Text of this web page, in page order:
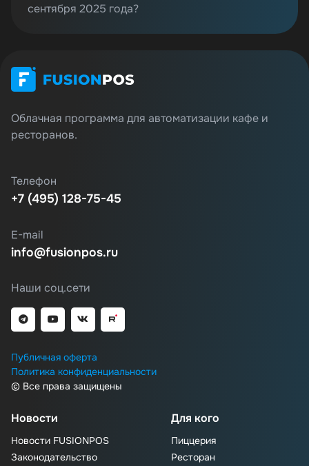
сентября 2025 года?
Облачная программа для автоматизации кафе и
ресторанов.
Телефон
+7 (495) 128-75-45
E-mail
info@fusionpos.ru
Наши соц.сети
Публичная оферта
Политика конфиденциальности
© Все права защищены
Новости
Новости FUSIONPOS
Законодательство
Для кого
Пиццерия
Ресторан